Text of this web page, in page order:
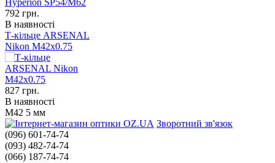
792 грн.
В наявності
Т-кільце ARSENAL
Nikon М42x0.75
827 грн.
В наявності
M42 5 мм
Зворотний зв'язок
(096) 601-74-74
(093) 482-74-74
(066) 187-74-74